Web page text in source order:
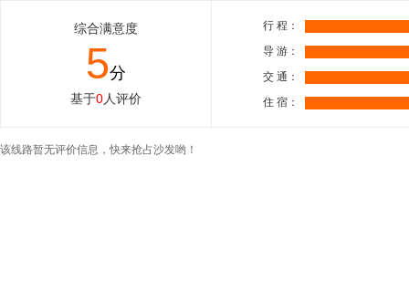
综合满意度
5分
基于0人评价
行 程：
导 游：
交 通：
住 宿：
该线路暂无评价信息，快来抢占沙发哟！